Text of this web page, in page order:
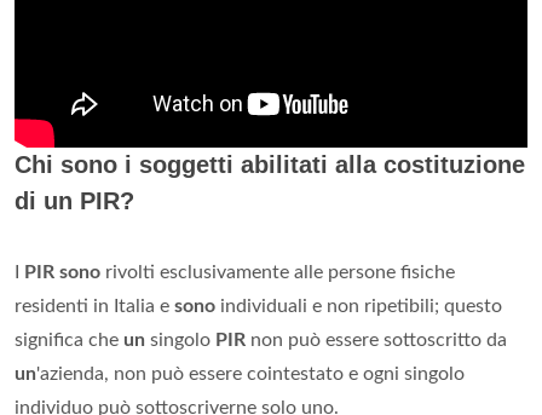
Chi sono i soggetti abilitati alla costituzione
di un PIR?
PIR sono rivolti esclusivamente alle persone fisiche
residenti in Italia e sono individuali e non ripetibili; questo
significa che un singolo PIR non può essere sottoscritto da
un'azienda, non può essere cointestato e ogni singolo
individuo può sottoscriverne solo uno.